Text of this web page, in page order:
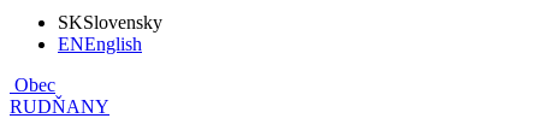
SKSlovensky
ENEnglish
Obec
RUDŇANY